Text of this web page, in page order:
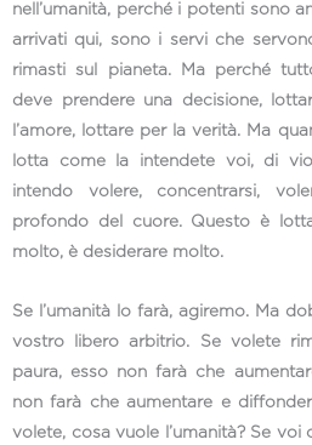
nell’umanità, perché i potenti sono
arrivati qui, sono i servi che
rimasti sul pianeta. Ma perché
deve prendere una decisione,
l’amore, lottare per la verità. Ma
lotta come la intendete voi, di
intendo volere, concentrarsi,
profondo del cuore. Questo è
molto, è desiderare molto.
Se l’umanità lo farà, agiremo. Ma
vostro libero arbitrio. Se volete
paura, esso non farà che
non farà che aumentare e
volete, cosa vuole l’umanità? Se